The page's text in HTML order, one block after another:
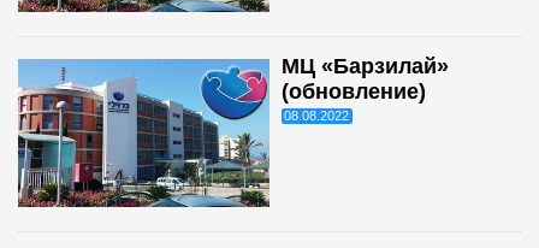
МЦ «Барзилай»
(обновление)
08.08.2022